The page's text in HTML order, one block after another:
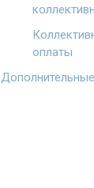
оплаты
Дополнительные